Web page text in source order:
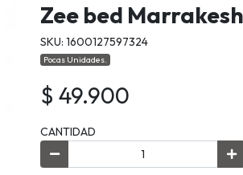
Zee bed
SKU: 1600127597324
Pocas Unidades.
$ 49.900
CANTIDAD